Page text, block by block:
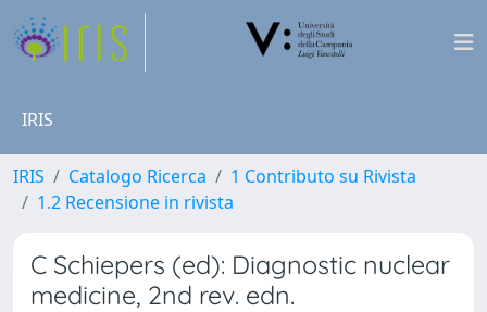
IRIS
IRIS Catalogo Ricerca
1 Contributo su Rivista
1.2 Recensione in rivista
C Schiepers (ed): Diagnostic nuclear
medicine, 2nd rev. edn.